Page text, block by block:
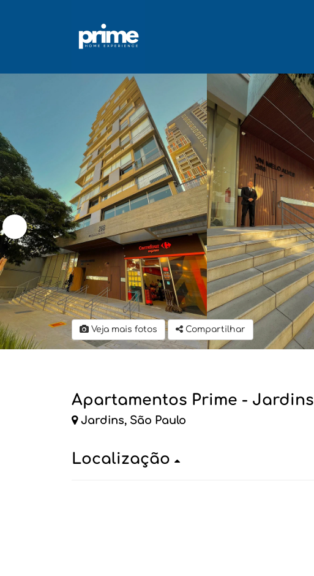
Veja mais fotos Compartilhar
Apartamentos Prime - Jardins
Jardins, São Paulo
Localização